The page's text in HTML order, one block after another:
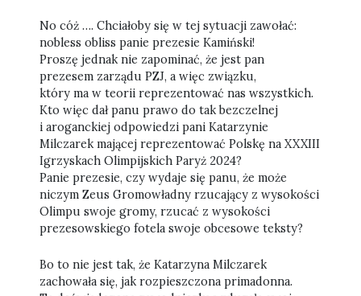
No cóż …. Chciałoby się w tej sytuacji zawołać:
nobless obliss panie prezesie Kamiński!
Proszę jednak nie zapominać, że jest pan
prezesem zarządu PZJ, a więc związku,
który ma w teorii reprezentować nas wszystkich.
Kto więc dał panu prawo do tak bezczelnej
i aroganckiej odpowiedzi pani Katarzynie
Milczarek mającej reprezentować Polskę na XXXIII
Igrzyskach Olimpijskich Paryż 2024?
Panie prezesie, czy wydaje się panu, że może
niczym Zeus Gromowładny rzucający z wysokości
Olimpu swoje gromy, rzucać z wysokości
prezesowskiego fotela swoje obcesowe teksty?
Bo to nie jest tak, że Katarzyna Milczarek
zachowała się, jak rozpieszczona primadonna.